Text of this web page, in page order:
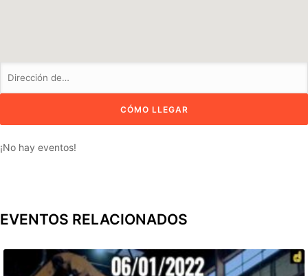
¡No hay eventos!
EVENTOS RELACIONADOS